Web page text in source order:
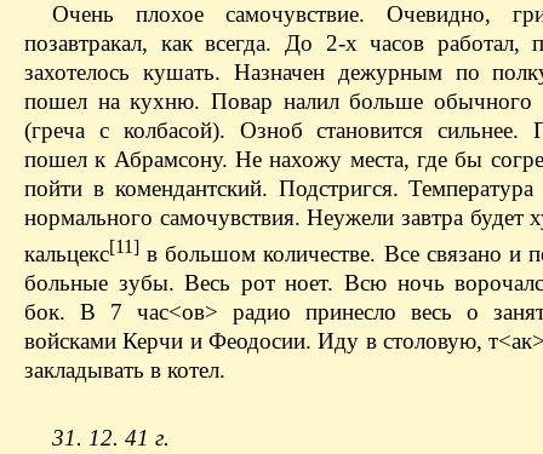
Очень плохое самочувствие. Очевидно,
позавтракал, как всегда. До 2-х часов работал,
захотелось кушать. Назначен дежурным по
пошел на кухню. Повар налил больше обычного
(греча с колбасой). Озноб становится сильнее.
пошел к Абрамсону. Не нахожу места, где бы
пойти в комендантский. Подстригся.
нормального самочувствия. Неужели завтра будет
кальцекс[11] в большом количестве. Все связано и
больные зубы. Весь рот ноет. Всю ночь
бок. В 7 час<ов> радио принесло весь о
войсками Керчи и Феодосии. Иду в столовую,
закладывать в котел.
31. 12. 41 г.